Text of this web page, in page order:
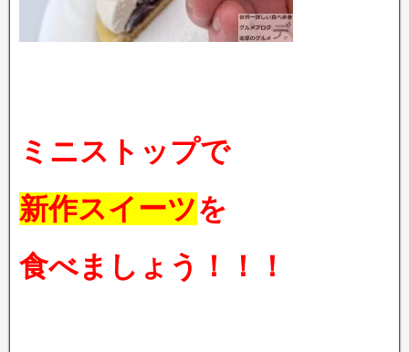
ミニストップで
新作スイーツを
食べましょう！！！